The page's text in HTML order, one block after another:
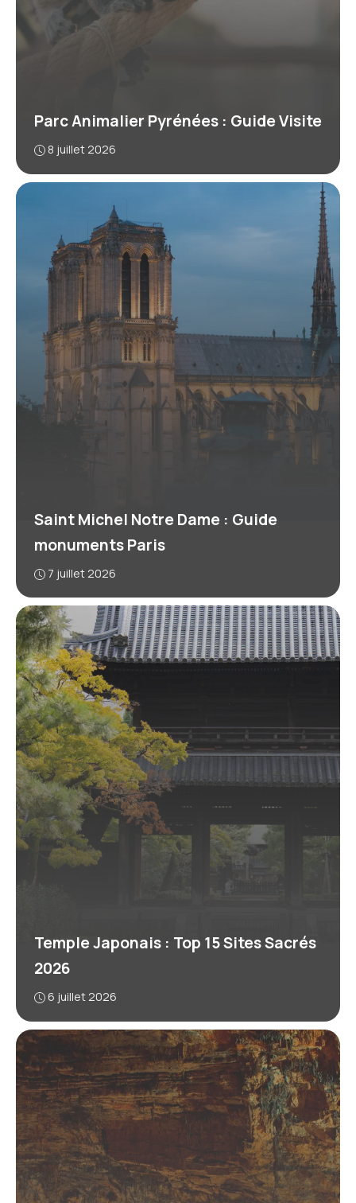
Parc Animalier Pyrénées : Guide Visite
8 juillet 2026
Saint Michel Notre Dame : Guide
monuments Paris
7 juillet 2026
Temple Japonais : Top 15 Sites Sacrés
2026
6 juillet 2026